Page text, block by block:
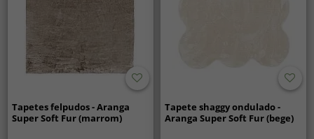
Tapetes felpudos - Aranga
Super Soft Fur (marrom)
Tapete shaggy ondulado -
Aranga Super Soft Fur (bege)